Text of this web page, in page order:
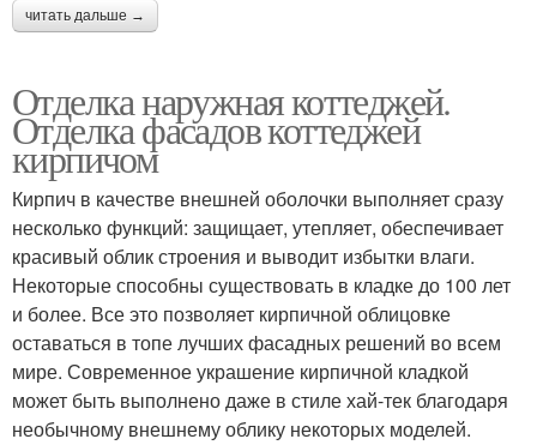
читать дальше →
Отделка наружная коттеджей.
Отделка фасадов коттеджей
кирпичом
Кирпич в качестве внешней оболочки выполняет сразу
несколько функций: защищает, утепляет, обеспечивает
красивый облик строения и выводит избытки влаги.
Некоторые способны существовать в кладке до 100 лет
и более. Все это позволяет кирпичной облицовке
оставаться в топе лучших фасадных решений во всем
мире. Современное украшение кирпичной кладкой
может быть выполнено даже в стиле хай-тек благодаря
необычному внешнему облику некоторых моделей.